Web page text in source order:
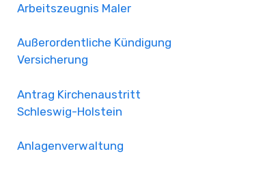
Arbeitszeugnis Maler
Außerordentliche Kündigung
Versicherung
Antrag Kirchenaustritt
Schleswig-Holstein
Anlagenverwaltung